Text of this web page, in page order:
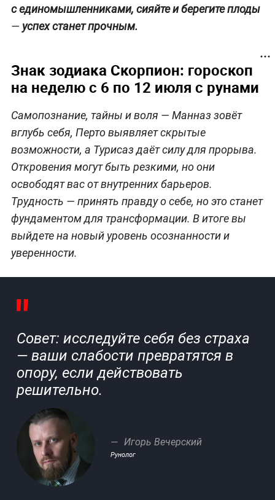
с единомышленниками, сияйте и берегите плоды
— успех станет прочным.
Знак зодиака Скорпион: гороскоп
на неделю с 6 по 12 июля с рунами
Самопознание, тайны и воля — Манназ зовёт
вглубь себя, Перто выявляет скрытые
возможности, а Турисаз даёт силу для прорыва.
Откровения могут быть резкими, но они
освободят вас от внутренних барьеров.
Трудность — принять правду о себе, но это станет
фундаментом для трансформации. В итоге вы
выйдете на новый уровень осознанности и
уверенности.
Совет: исследуйте себя без страха
— ваши слабости превратятся в
опору, если действовать
решительно.
Игорь Вечерский
Рунолог